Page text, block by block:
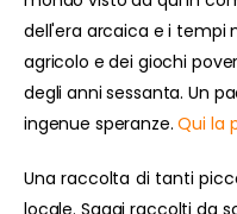
dell'era arcaica e i tempi
agricolo e dei giochi
degli anni sessanta. Un
ingenue speranze.Qui la
Una raccolta di tanti